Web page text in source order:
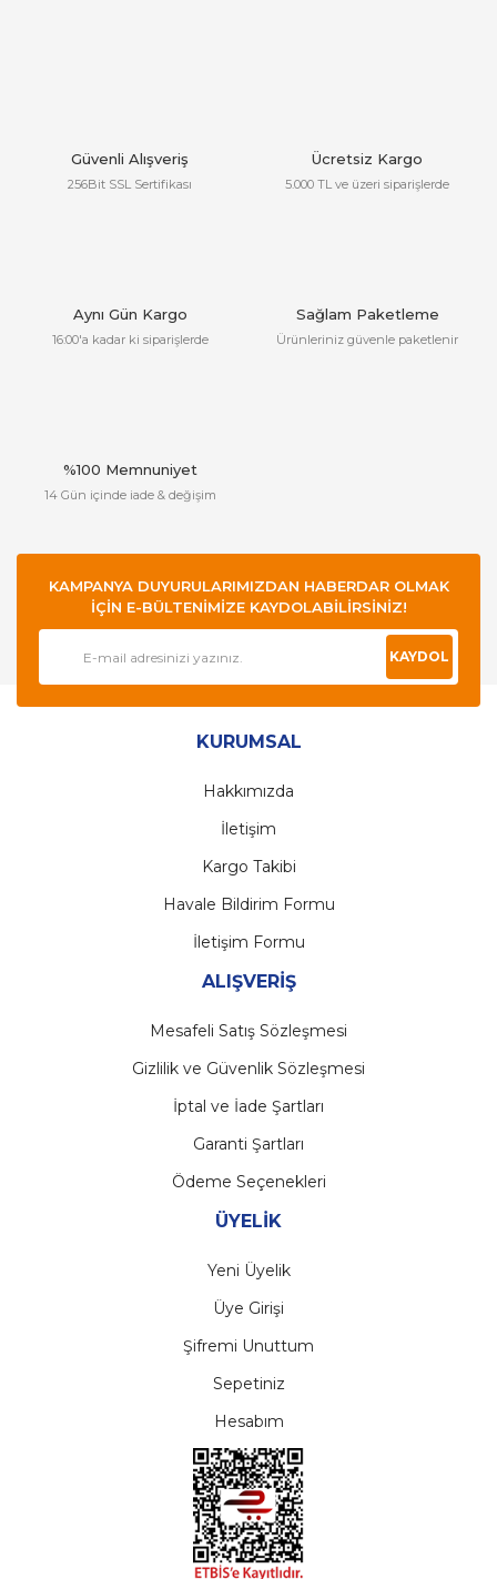
Güvenli Alışveriş
256Bit SSL Sertifikası
Ücretsiz Kargo
5.000 TL ve üzeri siparişlerde
Aynı Gün Kargo
16:00'a kadar ki siparişlerde
Sağlam Paketleme
Ürünleriniz güvenle paketlenir
%100 Memnuniyet
14 Gün içinde iade & değişim
KAMPANYA DUYURULARIMIZDAN HABERDAR OLMAK
İÇİN E-BÜLTENİMİZE KAYDOLABİLİRSİNİZ!
KAYDOL
KURUMSAL
Hakkımızda
İletişim
Kargo Takibi
Havale Bildirim Formu
İletişim Formu
ALIŞVERİŞ
Mesafeli Satış Sözleşmesi
Gizlilik ve Güvenlik Sözleşmesi
İptal ve İade Şartları
Garanti Şartları
Ödeme Seçenekleri
ÜYELİK
Yeni Üyelik
Üye Girişi
Şifremi Unuttum
Sepetiniz
Hesabım